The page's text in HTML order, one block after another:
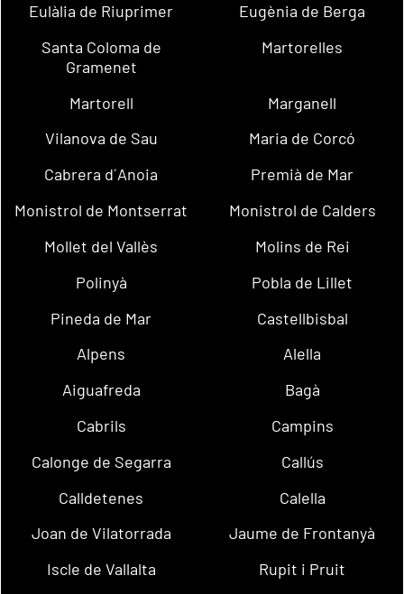
Eulàlia de Riuprimer
Eugènia de Berga
Santa Coloma de
Gramenet
Martorelles
Martorell
Marganell
Vilanova de Sau
Maria de Corcó
Cabrera d´Anoia
Premià de Mar
Monistrol de Montserrat
Monistrol de Calders
Mollet del Vallès
Molins de Rei
Polinyà
Pobla de Lillet
Pineda de Mar
Castellbisbal
Alpens
Alella
Aiguafreda
Bagà
Cabrils
Campins
Calonge de Segarra
Callús
Calldetenes
Calella
Joan de Vilatorrada
Jaume de Frontanyà
Iscle de Vallalta
Rupit i Pruit